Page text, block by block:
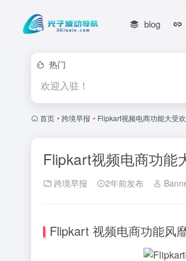
blog
热门
欢迎入驻！
首页 • 跨境早报 • Flipkart视频电商功能大受
Flipkart视频电商功能
跨境早报 2年前发布
Flipkart 视频电商功能风